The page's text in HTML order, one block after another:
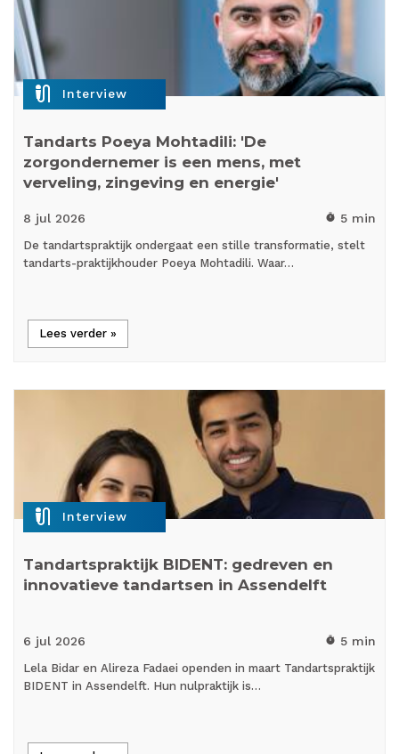
mic_external_on Interview
Tandarts Poeya Mohtadili: 'De
zorgondernemer is een mens, met
verveling, zingeving en energie'
8 jul 2026 timer 5 min
De tandartspraktijk ondergaat een stille transformatie, stelt
tandarts-praktijkhouder Poeya Mohtadili. Waar…
Lees verder »
mic_external_on Interview
Tandartspraktijk BIDENT: gedreven en
innovatieve tandartsen in Assendelft
6 jul 2026 timer 5 min
Lela Bidar en Alireza Fadaei openden in maart Tandartspraktijk
BIDENT in Assendelft. Hun nulpraktijk is…